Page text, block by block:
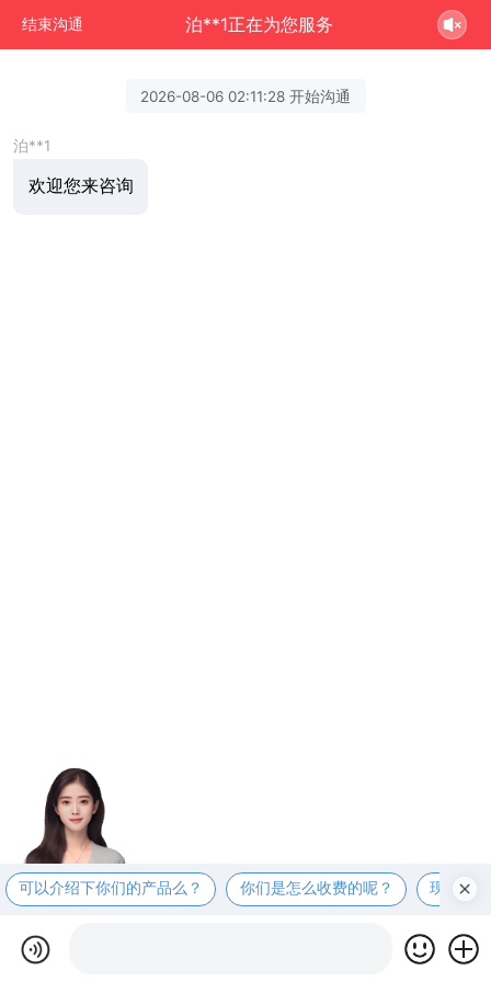
结束沟通 泊**1正在为您服务
2026-08-06 02:11:28 开始沟通
泊**1
欢迎您来咨询
可以介绍下你们的产品么？ 你们是怎么收费的呢？ 现在有